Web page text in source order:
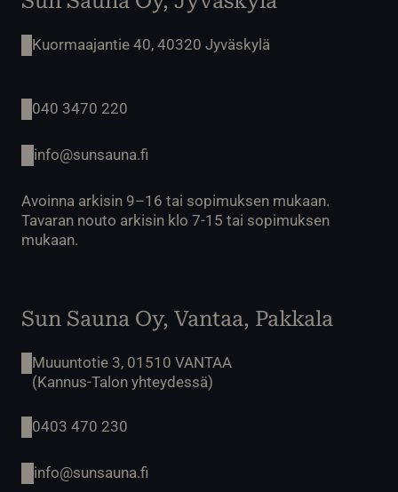
Kuormaajantie 40, 40320 Jyväskylä
040 3470 220
info@sunsauna.fi
Avoinna arkisin 9–16 tai sopimuksen mukaan.
Tavaran nouto arkisin klo 7-15 tai sopimuksen
mukaan.
Sun Sauna Oy, Vantaa, Pakkala
Muuuntotie 3, 01510 VANTAA
(Kannus-Talon yhteydessä)
0403 470 230
info@sunsauna.fi